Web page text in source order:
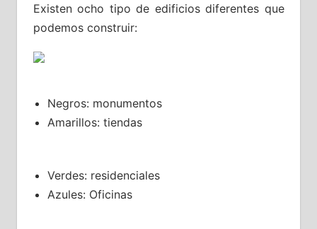
Existen ocho tipo de edificios diferentes que
podemos construir:
Negros: monumentos
Amarillos: tiendas
Verdes: residenciales
Azules: Oficinas